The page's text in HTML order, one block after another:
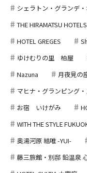
シェラトン・グランデ
THE HIRAMATSU
HOTEL GREGES
ゆけむりの里 柏屋
Nazuna
月夜見の
マヒナ・グランピング
お宿 いけがみ
WITH THE STYLE
奥湯河原 結唯 -YUI-
藤三旅館・別邸 鉛温泉